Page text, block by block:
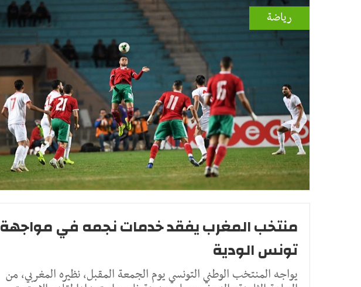
رياضة
منتخب المغرب يفقد خدمات نجمه في مواجهة
تونس الودية
يواجه المنتخب الوطني التونسي يوم الجمعة المقبل، نظيره المغربي، من